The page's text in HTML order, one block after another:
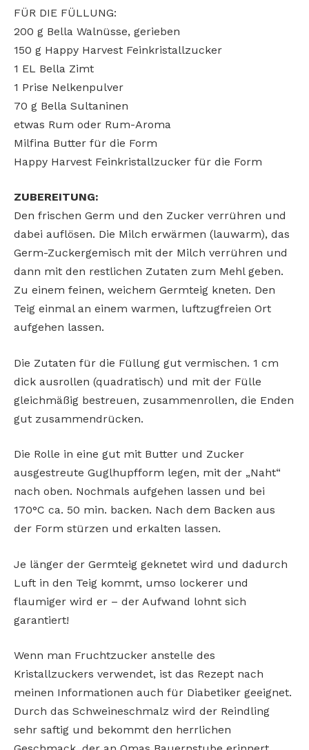
FÜR DIE FÜLLUNG:
200 g Bella Walnüsse, gerieben
150 g Happy Harvest Feinkristallzucker
1 EL Bella Zimt
1 Prise Nelkenpulver
70 g Bella Sultaninen
etwas Rum oder Rum-Aroma
Milfina Butter für die Form
Happy Harvest Feinkristallzucker für die Form
ZUBEREITUNG:
Den frischen Germ und den Zucker verrühren und
dabei auflösen. Die Milch erwärmen (lauwarm), das
Germ-Zuckergemisch mit der Milch verrühren und
dann mit den restlichen Zutaten zum Mehl geben.
Zu einem feinen, weichem Germteig kneten. Den
Teig einmal an einem warmen, luftzugfreien Ort
aufgehen lassen.
Die Zutaten für die Füllung gut vermischen. 1 cm
dick ausrollen (quadratisch) und mit der Fülle
gleichmäßig bestreuen, zusammenrollen, die Enden
gut zusammendrücken.
Die Rolle in eine gut mit Butter und Zucker
ausgestreute Guglhupfform legen, mit der „Naht“
nach oben. Nochmals aufgehen lassen und bei
170°C ca. 50 min. backen. Nach dem Backen aus
der Form stürzen und erkalten lassen.
Je länger der Germteig geknetet wird und dadurch
Luft in den Teig kommt, umso lockerer und
flaumiger wird er – der Aufwand lohnt sich
garantiert!
Wenn man Fruchtzucker anstelle des
Kristallzuckers verwendet, ist das Rezept nach
meinen Informationen auch für Diabetiker geeignet.
Durch das Schweineschmalz wird der Reindling
sehr saftig und bekommt den herrlichen